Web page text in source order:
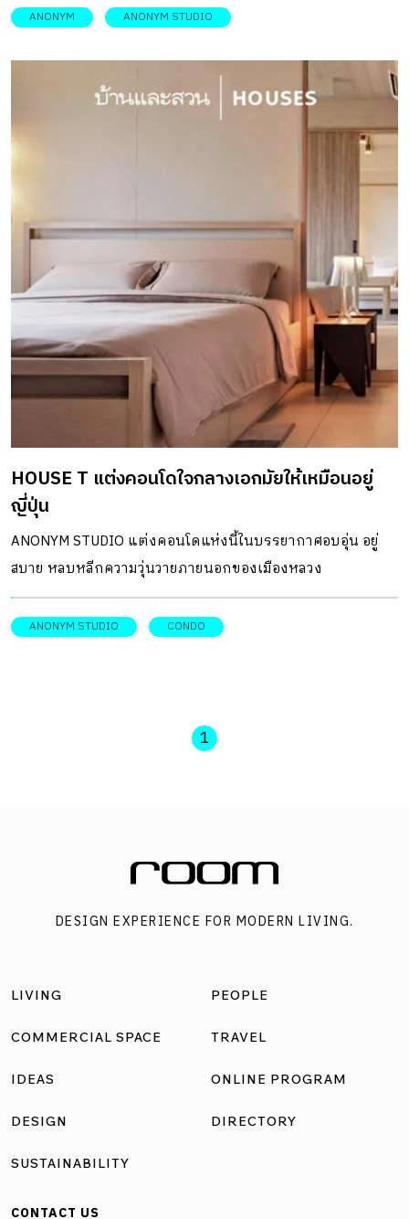
ANONYM ANONYM STUDIO
HOUSE T แต่งคอนโดใจกลางเอกมัยให้เหมือนอยู่
ญี่ปุ่น
ANONYM STUDIO แต่งคอนโดแห่งนี้ในบรรยากาศอบอุ่น อยู่
สบาย หลบหลีกความวุ่นวายภายนอกของเมืองหลวง
ANONYM STUDIO CONDO
1
DESIGN EXPERIENCE FOR MODERN LIVING.
LIVING
COMMERCIAL SPACE
IDEAS
DESIGN
SUSTAINABILITY
PEOPLE
TRAVEL
ONLINE PROGRAM
DIRECTORY
CONTACT US